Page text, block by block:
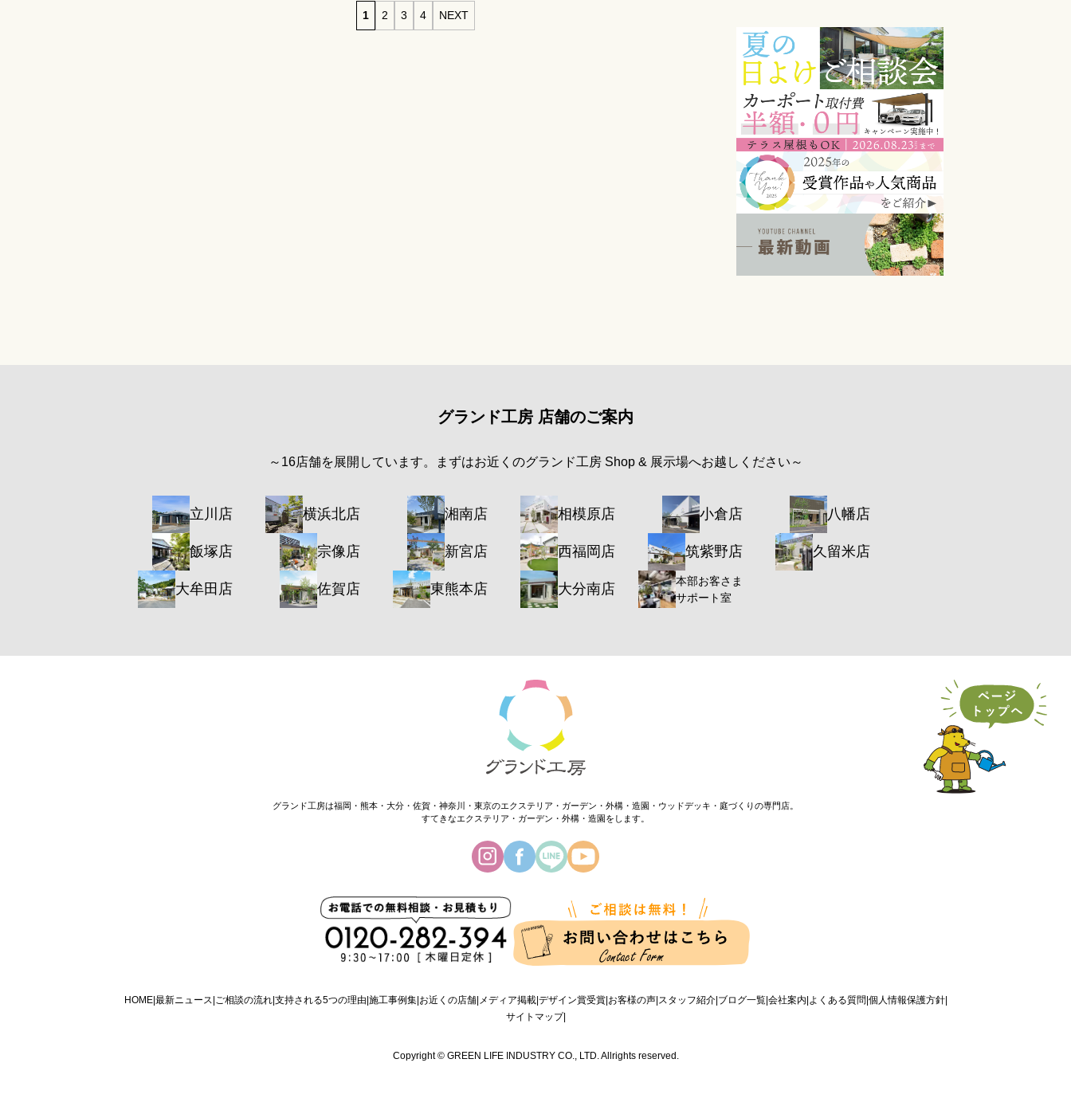
1 2 3 4 NEXT
グランド工房 店舗のご案内
～16店舗を展開しています。まずはお近くのグランド工房 Shop & 展示場へお越しください～
立川店 横浜北店 湘南店 相模原店 小倉店 八幡店
飯塚店 宗像店 新宮店 西福岡店 筑紫野店 久留米店
大牟田店 佐賀店 東熊本店 大分南店
本部お客さま
サポート室
グランド工房は福岡・熊本・大分・佐賀・神奈川・東京のエクステリア・ガーデン・外構・造園・ウッドデッキ・庭づくりの専門店。
すてきなエクステリア・ガーデン・外構・造園をします。
HOME 最新ニュース ご相談の流れ 支持される5つの理由 施工事例集 お近くの店舗 メディア掲載 デザイン賞受賞 お客様の声 スタッフ紹介 ブログ一覧 会社案内 よくある質問 個人情報保護方針
サイトマップ
Copyright © GREEN LIFE INDUSTRY CO., LTD. Allrights reserved.